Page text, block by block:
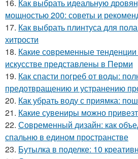
16. Как выбрать идеальную
мощностью 200: советы и
17. Как выбрать плинтуса для
хитрости
18. Какие современные тенденции
искусстве представлены в Перми
19. Как спасти погреб от воды:
предотвращению и устранению
20. Как убрать воду с приямка:
21. Какие сувениры можно
22. Современный дизайн: как
спальню в едином пространстве
23. Бутылка в поделке: 10